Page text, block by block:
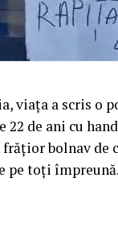
viața a scris o
de ani cu
bolnav de
pe toți împreună.